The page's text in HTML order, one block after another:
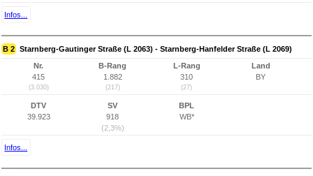
Infos...
B 2 Starnberg-Gautinger Straße (L 2063) - Starnberg-Hanfelder Straße (L 2069)
Nr.
415
(3.030)
B-Rang
1.882
(217)
L-Rang
310
(27)
Land
BY
DTV
39.923
SV
918
(2,3%)
BPL
WB*
Infos...